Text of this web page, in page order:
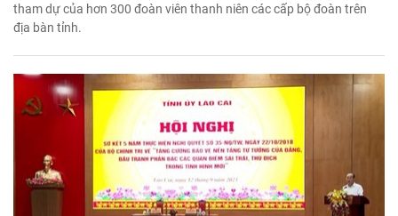
tham dự của hơn 300 đoàn viên thanh niên các cấp bộ đoàn trên
địa bàn tỉnh.